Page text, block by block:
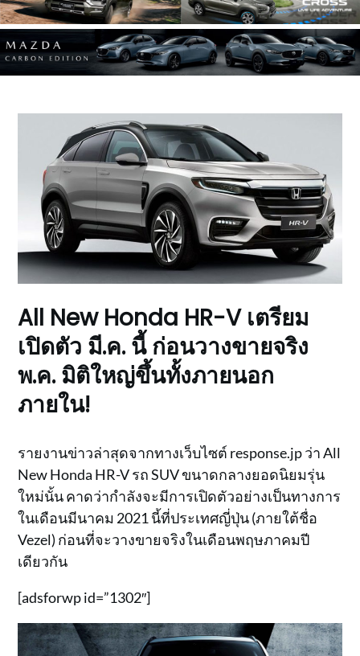
All New Honda HR-V เตรียม
เปิดตัว มี.ค. นี้ ก่อนวางขายจริง
พ.ค. มิติใหญ่ขึ้นทั้งภายนอก
ภายใน!
รายงานข่าวล่าสุดจากทางเว็บไซต์ response.jp ว่า All
New Honda HR-V รถ SUV ขนาดกลางยอดนิยมรุ่น
ใหม่นั้น คาดว่ากำลังจะมีการเปิดตัวอย่างเป็นทางการ
ในเดือนมีนาคม 2021 นี้ที่ประเทศญี่ปุ่น (ภายใต้ชื่อ
Vezel) ก่อนที่จะวางขายจริงในเดือนพฤษภาคมปี
เดียวกัน
[adsforwp id=”1302″]